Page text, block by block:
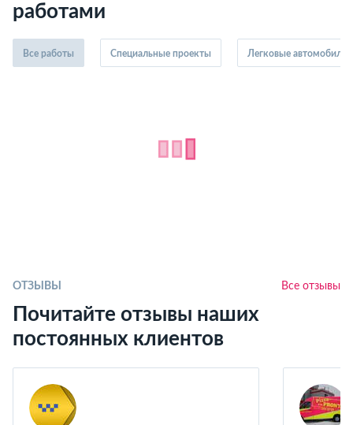
работами
Все работы Специальные проекты Легковые автомобили
ОТЗЫВЫ Все отзывы
Почитайте отзывы наших
постоянных клиентов